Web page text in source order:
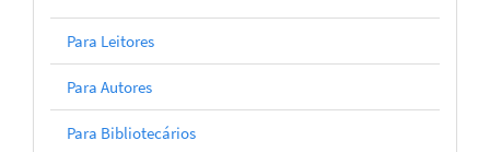
Para Leitores
Para Autores
Para Bibliotecários